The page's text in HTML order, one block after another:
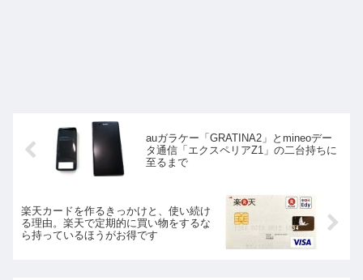
auガラケー「GRATINA2」とmineoデー
タ通信「エクスペリアZ1」の二台持ちに
至るまで
楽天カードを作るきっかけと、使い続け
る理由。楽天で定期的に買い物をするな
ら持っているほうがお得です